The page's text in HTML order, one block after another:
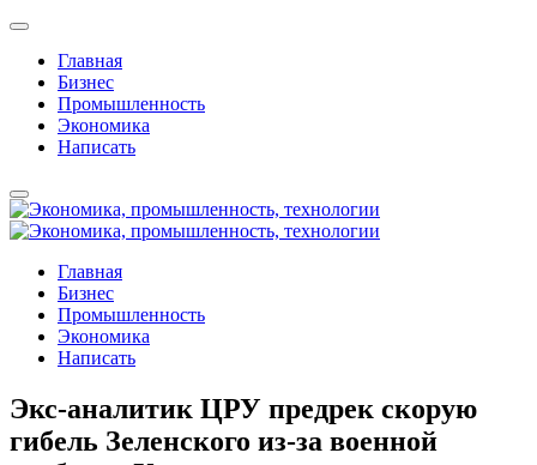
Главная
Бизнес
Промышленность
Экономика
Написать
Главная
Бизнес
Промышленность
Экономика
Написать
Экс-аналитик ЦРУ предрек скорую
гибель Зеленского из-за военной